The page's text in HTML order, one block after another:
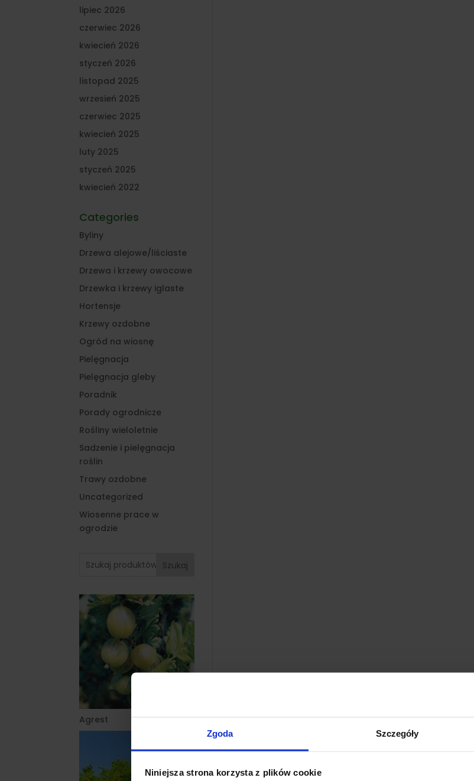
Zgoda Szczegóły
Niniejsza strona korzysta z plików cookie
lipiec 2026
czerwiec 2026
kwiecień 2026
styczeń 2026
listopad 2025
wrzesień 2025
czerwiec 2025
kwiecień 2025
luty 2025
styczeń 2025
kwiecień 2022
Categories
Byliny
Drzewa alejowe/liściaste
Drzewa i krzewy owocowe
Drzewka i krzewy iglaste
Hortensje
Krzewy ozdobne
Ogród na wiosnę
Pielęgnacja
Pielęgnacja gleby
Poradnik
Porady ogrodnicze
Rośliny wieloletnie
Sadzenie i pielęgnacja
roślin
Trawy ozdobne
Uncategorized
Wiosenne prace w
ogrodzie
Szukaj
Agrest